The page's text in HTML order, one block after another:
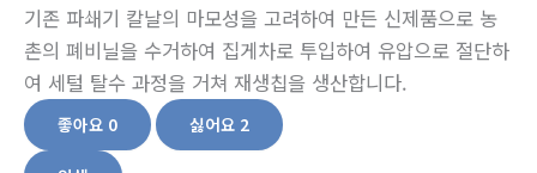
기존 파쇄기 칼날의 마모성을 고려하여 만든 신제품으로 농
촌의 폐비닐을 수거하여 집게차로 투입하여 유압으로 절단하
여 세털 탈수 과정을 거쳐 재생칩을 생산합니다.
좋아요 0 싫어요 2